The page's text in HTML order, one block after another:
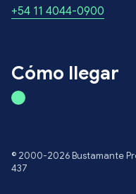
+54 11 4044-0900
Cómo llegar
© 2000-2026 Bustamante
437